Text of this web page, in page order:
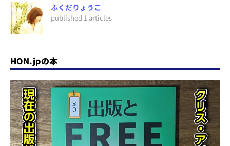
ふくだりょうこ
published 1 articles
HON.jpの本